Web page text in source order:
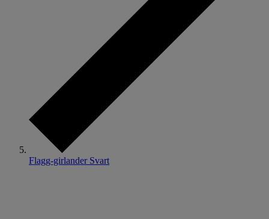
Flagg-girlander Svart